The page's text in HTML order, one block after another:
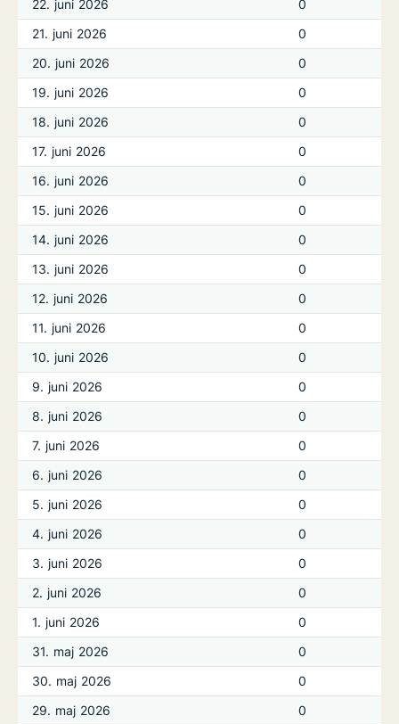
22. juni 2026
0
21. juni 2026
0
20. juni 2026
0
19. juni 2026
0
18. juni 2026
0
17. juni 2026
0
16. juni 2026
0
15. juni 2026
0
14. juni 2026
0
13. juni 2026
0
12. juni 2026
0
11. juni 2026
0
10. juni 2026
0
9. juni 2026
0
8. juni 2026
0
7. juni 2026
0
6. juni 2026
0
5. juni 2026
0
4. juni 2026
0
3. juni 2026
0
2. juni 2026
0
1. juni 2026
0
31. maj 2026
0
30. maj 2026
0
29. maj 2026
0